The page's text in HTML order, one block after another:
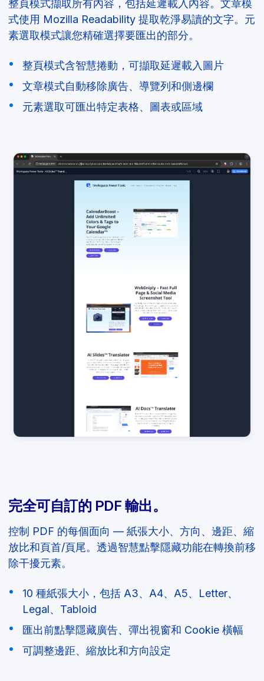
整頁模式擷取所有內容，包括延遲載入內容。文章模
式使用 Mozilla Readability 提取乾淨易讀的文字。元
素選取模式讓您精確選擇要匯出的部分。
整頁模式含智慧捲動，可擷取延遲載入圖片
文章模式自動移除廣告、導覽列和側邊欄
元素選取可匯出特定表格、圖表或區域
完全可自訂的 PDF 輸出。
控制 PDF 的每個面向 — 紙張大小、方向、邊距、縮
放比和頁首/頁尾。透過智慧點擊隱藏功能在轉換前移
除干擾元素。
10 種紙張大小，包括 A3、A4、A5、Letter、
Legal、Tabloid
匯出前點擊隱藏廣告、彈出視窗和 Cookie 橫幅
可調整邊距、縮放比和方向設定